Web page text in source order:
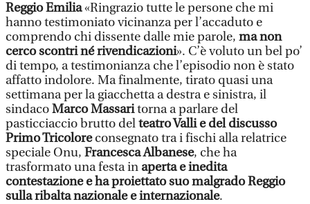
Reggio Emilia«Ringrazio tutte le persone che mi
hanno testimoniato vicinanza per l’accaduto e
comprendo chi dissente dalle mie parole, ma non
cerco scontri né rivendicazioni». C’è voluto un bel po’
di tempo, a testimonianza che l’episodio non è stato
affatto indolore. Ma finalmente, tirato quasi una
settimana per la giacchetta a destra e sinistra, il
sindacoMarco Massaritorna a parlare del
pasticciaccio brutto delteatro Valli e del discusso
Primo Tricoloreconsegnato tra i fischi alla relatrice
speciale Onu, Francesca Albanese, che ha
trasformato una festa in aperta e inedita
contestazione e ha proiettato suo malgrado Reggio
sulla ribalta nazionale e internazionale.